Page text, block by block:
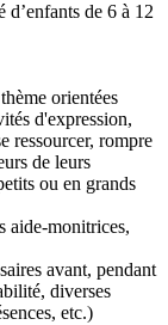
de 6 à 12
orientées
d'expression,
ressourcer, rompre
de leurs
ou en grands
aide-monitrices,
avant, pendant
diverses
etc.)